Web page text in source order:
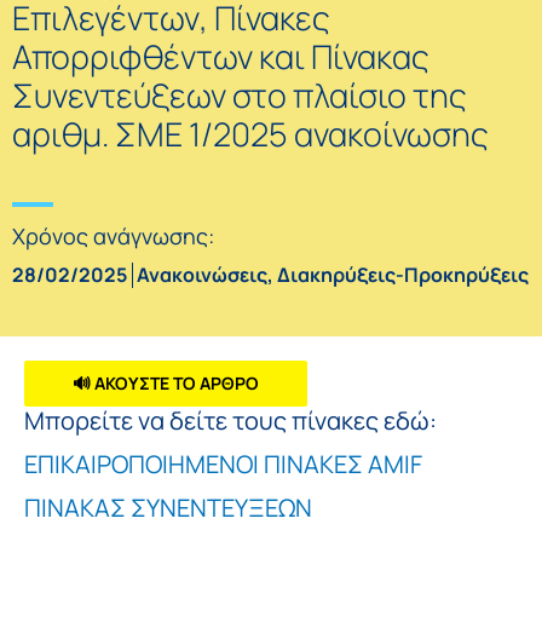
Επιλεγέντων, Πίνακες
Απορριφθέντων και Πίνακας
Συνεντεύξεων στο πλαίσιο της
αριθμ. ΣΜΕ 1/2025 ανακοίνωσης
Χρόνος ανάγνωσης:
28/02/2025 Ανακοινώσεις, Διακηρύξεις-Προκηρύξεις
🔊 ΑΚΟΥΣΤΕ ΤΟ ΑΡΘΡΟ
Μπορείτε να δείτε τους πίνακες εδώ:
ΕΠΙΚΑΙΡΟΠΟΙΗΜΕΝΟΙ ΠΙΝΑΚΕΣ AMIF
ΠΙΝΑΚΑΣ ΣΥΝΕΝΤΕΥΞΕΩΝ